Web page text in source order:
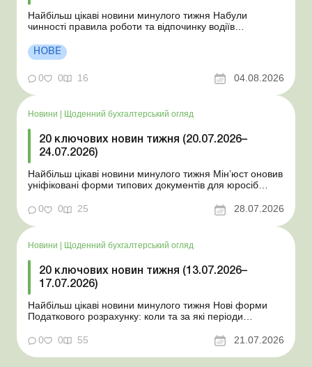
Найбільш цікаві новини минулого тижня Набули
чинності правила роботи та відпочинку водіїв
стан Для сільгосппідприємств і ФОП запроваджено нові
одноразові статистичні форми З 2 серпня змінюється
порядок зарахування окремих періодів роботи до стр...
НОВЕ
0 0 16 04.08.2026
Новини Щоденний бухгалтерський огляд
20 ключових новин тижня (20.07.2026–
24.07.2026)
Найбільш цікаві новини минулого тижня Мін’юст оновив
уніфіковані форми типових документів для юросіб
координаційного центру з організації бронювання У
працівника виявлено статус «у розшуку»: що потрібно
0 0 25 28.07.2026
Новини | Щоденний бухгалтерський огляд
20 ключових новин тижня (13.07.2026–
17.07.2026)
Найбільш цікаві новини минулого тижня Нові форми
Податкового розрахунку: коли та за які періоди
відстрочки від призову під час мобілізації удосконалено
Кабмін утворив Координаційний центр з організації
бронювання військовозобов’язаних Верховна ...
0 0 55 21.07.2026